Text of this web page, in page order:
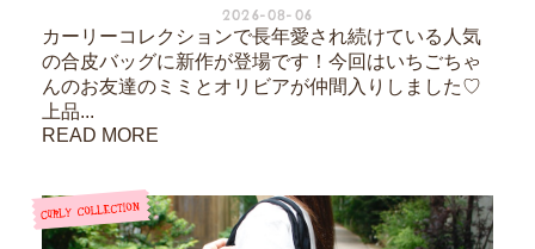
2026-08-06
カーリーコレクションで長年愛され続けている人気
の合皮バッグに新作が登場です！今回はいちごちゃ
んのお友達のミミとオリビアが仲間入りしました♡
上品...
READ MORE